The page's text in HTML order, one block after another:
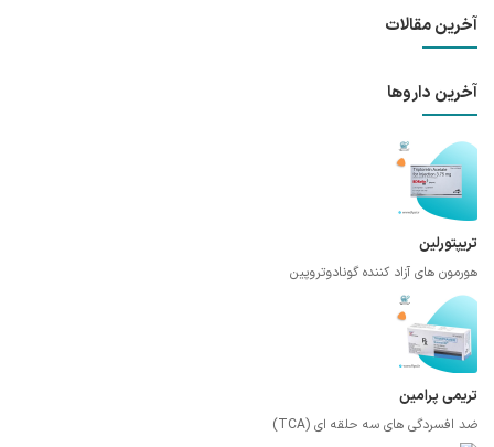
آخرین مقالات
آخرین داروها
تریپتورلین
هورمون های آزاد کننده گونادوتروپین
تریمی پرامین
ضد افسردگی های سه حلقه ای (TCA)